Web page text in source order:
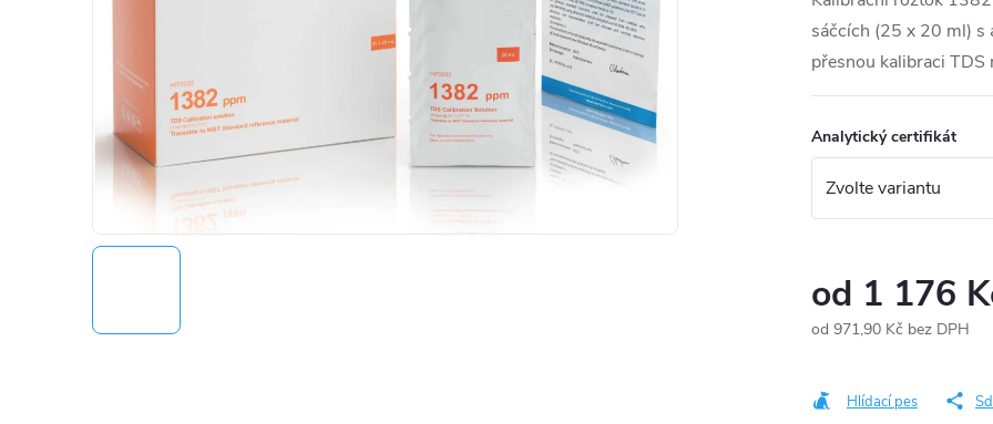
sáčcích (25 x 20 ml) s
přesnou kalibraci TDS
Analytický certifikát
od 1 176
od 971,90 Kč bez DPH
Hlídací pes